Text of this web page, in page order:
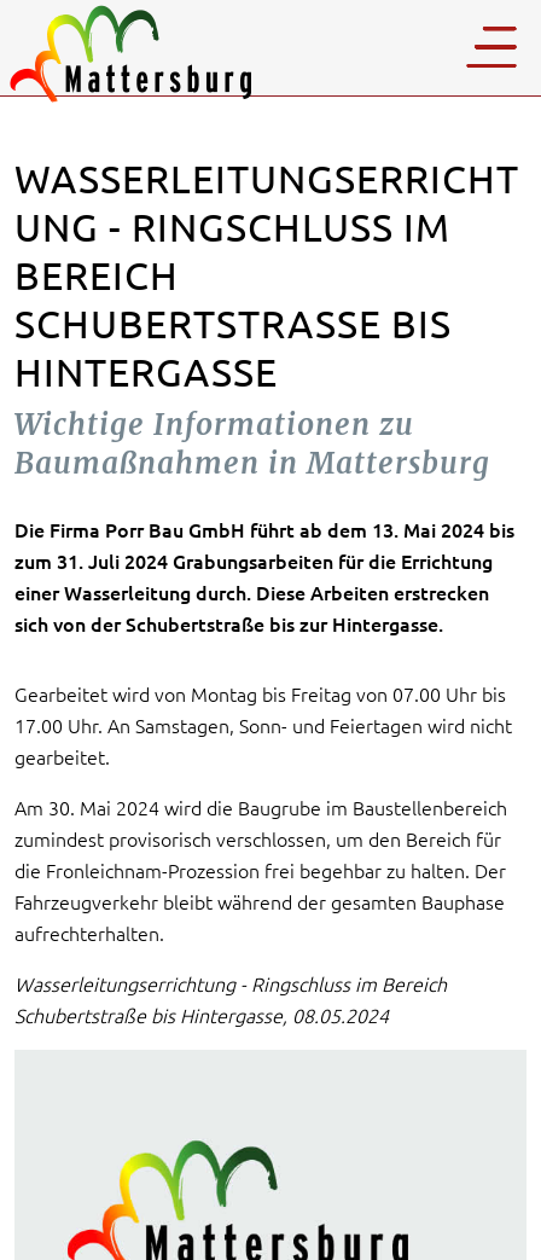
WASSERLEITUNGSERRICHT
UNG - RINGSCHLUSS IM
BEREICH
SCHUBERTSTRASSE BIS H
INTERGASSE
Wichtige Informationen zu
Baumaßnahmen in Mattersburg
Die Firma Porr Bau GmbH führt ab dem 13. Mai 2024 bis
zum 31. Juli 2024 Grabungsarbeiten für die Errichtung
einer Wasserleitung durch. Diese Arbeiten erstrecken
sich von der Schubertstraße bis zur Hintergasse.
Gearbeitet wird von Montag bis Freitag von 07.00 Uhr bis
17.00 Uhr. An Samstagen, Sonn- und Feiertagen wird nicht
gearbeitet.
Am 30. Mai 2024 wird die Baugrube im Baustellenbereich
zumindest provisorisch verschlossen, um den Bereich für
die Fronleichnam-Prozession frei begehbar zu halten. Der
Fahrzeugverkehr bleibt während der gesamten Bauphase
aufrechterhalten.
Wasserleitungserrichtung - Ringschluss im Bereich
Schubertstraße bis Hintergasse, 08.05.2024